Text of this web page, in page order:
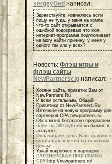
sergeyGed написал:
Здравствуйте, извиняюсь если
пишу не туда, у меня на компе
что-то сайт открывается с
ошибкой подозреваю что моя
интернет-программа подглючивает
не могу найти причину, у меня у
одного так или у всех?
Новость: Флэш игры и
флэш сайты
NewPartnerscig написал:
Хозяин сайта, приветик Вам от
NewPartners.Ru
И всем остальным, Общий
Приветики от NewPartners.Ru
Взгляньте на новую программу для
партнеров СРА newpartners.ru
Обсолютно бесплатно предлагаем
всем по 500 рублей на баланс в
аккаунте.
Оплачиваем весь Ваш трафик с
социальных сетей по высоким
ценам!
Узнай подробнее в партнерке -
ПАРТНЕРСКАЯ ПРОГРАММА
СРА http://newpartners.ru/